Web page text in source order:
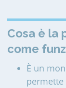
Cosa è la
come
È un
permette